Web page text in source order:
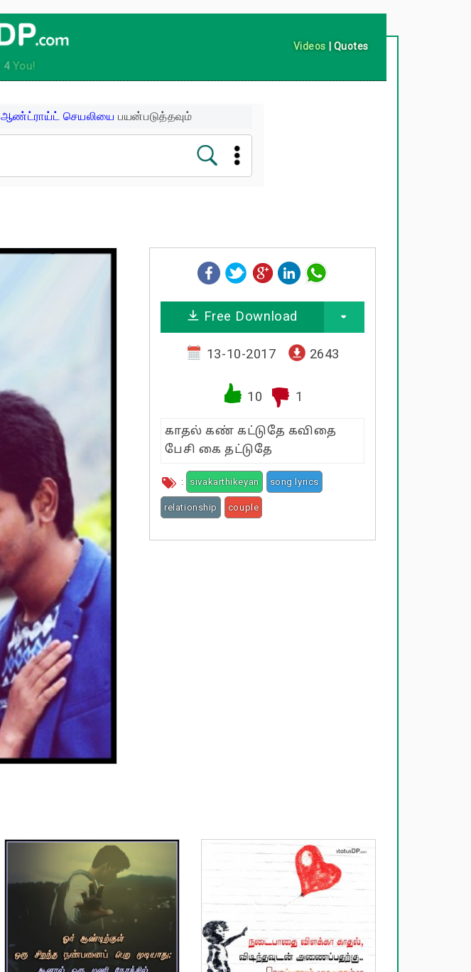
4You!
Videos | Quotes
ஆண்ட்ராய்ட் செயலியை பயன்படுத்தவும்
Free Download
13-10-2017 2643
10 1
காதல் கண் கட்டுதே கவிதை
பேசி கை தட்டுதே
: sivakarthikeyan song lyrics
relationship couple